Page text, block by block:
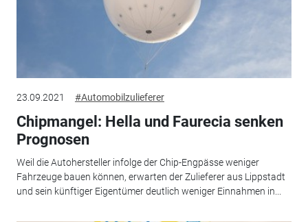
23.09.2021 #Automobilzulieferer
Chipmangel: Hella und Faurecia senken
Prognosen
Weil die Autohersteller infolge der Chip-Engpässe weniger
Fahrzeuge bauen können, erwarten der Zulieferer aus Lippstadt
und sein künftiger Eigentümer deutlich weniger Einnahmen in...